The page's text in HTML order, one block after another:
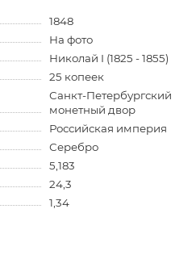
1848
На фото
Николай I (1825 - 1855)
25 копеек
Санкт-Петербургский
монетный двор
Российская империя
Серебро
5,183
24,3
1,34